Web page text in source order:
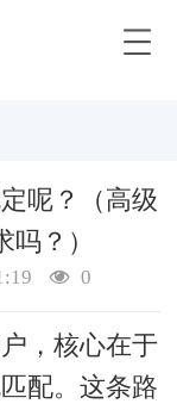
呢？（高级
？）
0
，核心在于
配。这条路